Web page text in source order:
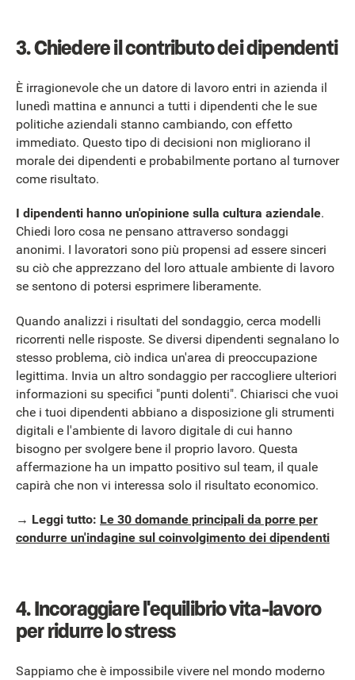
3. Chiedere il contributo dei dipendenti
È irragionevole che un datore di lavoro entri in azienda il
lunedì mattina e annunci a tutti i dipendenti che le sue
politiche aziendali stanno cambiando, con effetto
immediato. Questo tipo di decisioni non migliorano il
morale dei dipendenti e probabilmente portano al turnover
come risultato.
I dipendenti hanno un'opinione sulla cultura aziendale.
Chiedi loro cosa ne pensano attraverso sondaggi
anonimi. I lavoratori sono più propensi ad essere sinceri
su ciò che apprezzano del loro attuale ambiente di lavoro
se sentono di potersi esprimere liberamente.
Quando analizzi i risultati del sondaggio, cerca modelli
ricorrenti nelle risposte. Se diversi dipendenti segnalano lo
stesso problema, ciò indica un'area di preoccupazione
legittima. Invia un altro sondaggio per raccogliere ulteriori
informazioni su specifici "punti dolenti". Chiarisci che vuoi
che i tuoi dipendenti abbiano a disposizione gli strumenti
digitali e l'ambiente di lavoro digitale di cui hanno
bisogno per svolgere bene il proprio lavoro. Questa
affermazione ha un impatto positivo sul team, il quale
capirà che non vi interessa solo il risultato economico.
→ Leggi tutto: Le 30 domande principali da porre per
condurre un'indagine sul coinvolgimento dei dipendenti
4. Incoraggiare l'equilibrio vita-lavoro
per ridurre lo stress
Sappiamo che è impossibile vivere nel mondo moderno